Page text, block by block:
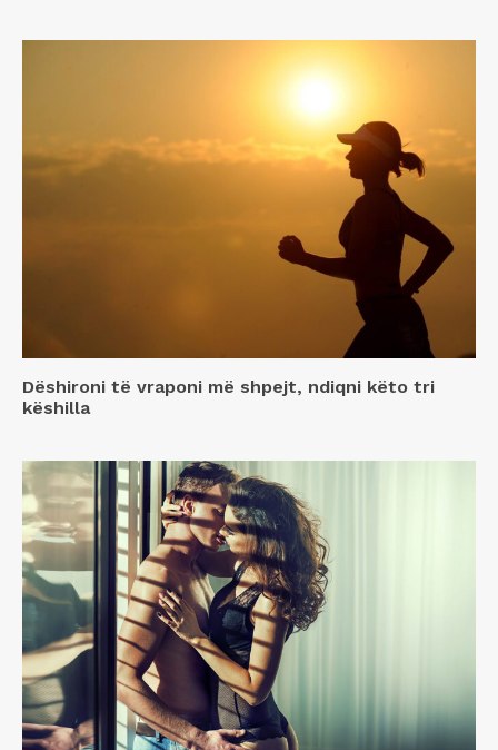
Dëshironi të vraponi më shpejt, ndiqni këto tri
këshilla